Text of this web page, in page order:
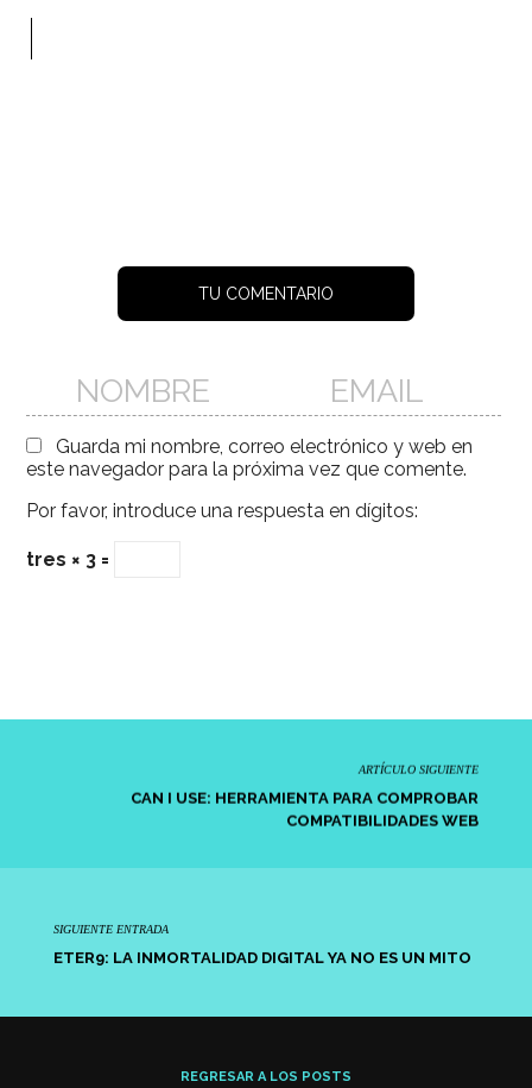
TU COMENTARIO
Guarda mi nombre, correo electrónico y web en
este navegador para la próxima vez que comente.
Por favor, introduce una respuesta en dígitos:
tres × 3 =
ARTÍCULO SIGUIENTE
CAN I USE: HERRAMIENTA PARA COMPROBAR
COMPATIBILIDADES WEB
SIGUIENTE ENTRADA
ETER9: LA INMORTALIDAD DIGITAL YA NO ES UN MITO
REGRESAR A LOS POSTS